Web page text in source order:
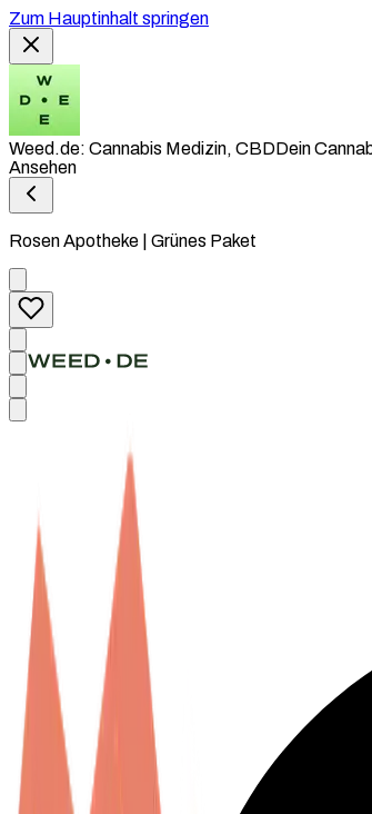
Zum Hauptinhalt springen
Weed.de: Cannabis Medizin, CBDDein
Ansehen
Rosen Apotheke | Grünes Paket